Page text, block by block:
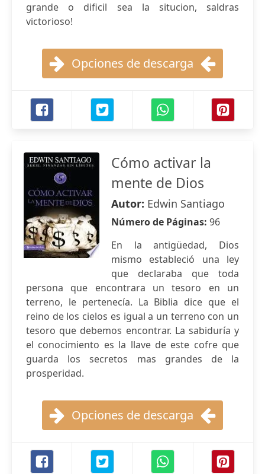
grande o dificil sea la situcion, saldras
victorioso!
Opciones de descarga
Cómo activar la
mente de Dios
Autor: Edwin Santiago
Número de Páginas: 96
En la antigüedad, Dios
mismo estableció una ley
que declaraba que toda
persona que encontrara un tesoro en un
terreno, le pertenecía. La Biblia dice que el
reino de los cielos es igual a un terreno con un
tesoro que debemos encontrar. La sabiduría y
el conocimiento es la llave de este cofre que
guarda los secretos mas grandes de la
prosperidad.
Opciones de descarga